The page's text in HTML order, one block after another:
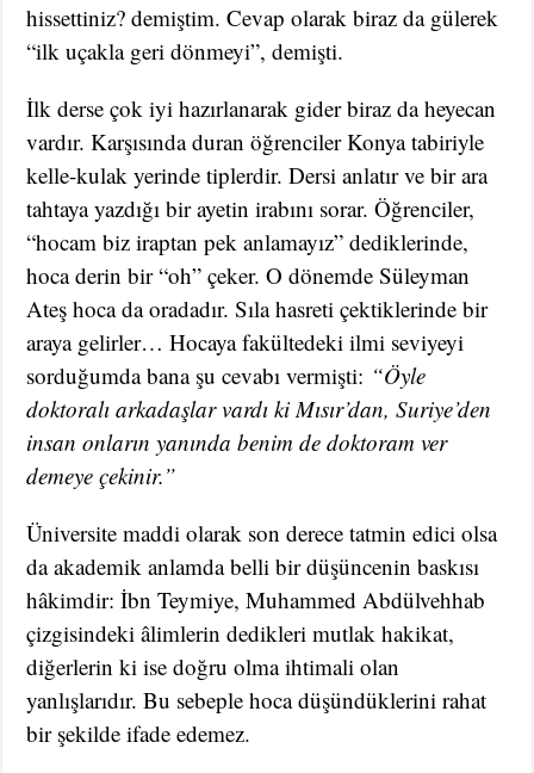
hissettiniz? demiştim. Cevap olarak biraz da gülerek
“ilk uçakla geri dönmeyi”, demişti.
İlk derse çok iyi hazırlanarak gider biraz da heyecan
vardır. Karşısında duran öğrenciler Konya tabiriyle
kelle-kulak yerinde tiplerdir. Dersi anlatır ve bir ara
tahtaya yazdığı bir ayetin irabını sorar. Öğrenciler,
“hocam biz iraptan pek anlamayız” dediklerinde,
hoca derin bir “oh” çeker. O dönemde Süleyman
Ateş hoca da oradadır. Sıla hasreti çektiklerinde bir
araya gelirler… Hocaya fakültedeki ilmi seviyeyi
sorduğumda bana şu cevabı vermişti: “Öyle
doktoralı arkadaşlar vardı ki Mısır’dan, Suriye’den
insan onların yanında benim de doktoram ver
demeye çekinir.”
Üniversite maddi olarak son derece tatmin edici olsa
da akademik anlamda belli bir düşüncenin baskısı
hâkimdir: İbn Teymiye, Muhammed Abdülvehhab
çizgisindeki âlimlerin dedikleri mutlak hakikat,
diğerlerin ki ise doğru olma ihtimali olan
yanlışlarıdır. Bu sebeple hoca düşündüklerini rahat
bir şekilde ifade edemez.